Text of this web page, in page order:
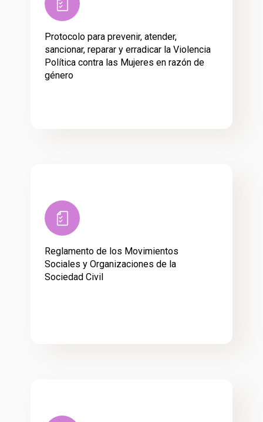
Protocolo para prevenir, atender,
sancionar, reparar y erradicar la Violencia
Política contra las Mujeres en razón de
género
Reglamento de los Movimientos
Sociales y Organizaciones de la
Sociedad Civil